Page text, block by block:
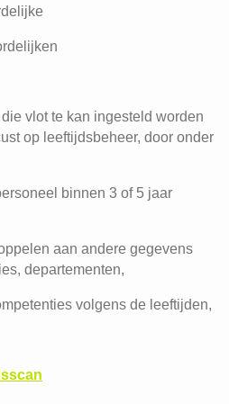
vlot te kan ingesteld worden
op leeftijdsbeheer, door onder
binnen 3 of 5 jaar
aan andere gegevens
departementen,
volgens de leeftijden,